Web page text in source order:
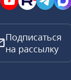
Подписаться
на рассылку